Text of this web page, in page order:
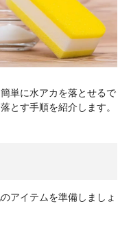
単に水アカを落とせるで
とす手順を紹介します。
アイテムを準備しましょ